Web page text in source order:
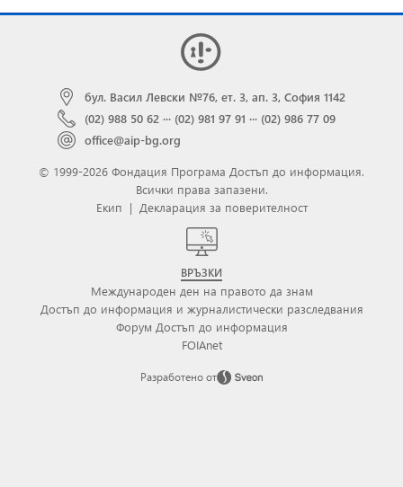
бул. Васил Левски №76, ет. 3, ап. 3, София 1142
(02) 988 50 62 ··· (02) 981 97 91 ··· (02) 986 77 09
office@aip-bg.org
© 1999-2026 Фондация Програма Достъп до информация.
Всички права запазени.
Екип | Декларация за поверителност
ВРЪЗКИ
Международен ден на правото да знам
Достъп до информация и журналистически разследвания
Форум Достъп до информация
FOIAnet
Разработено от